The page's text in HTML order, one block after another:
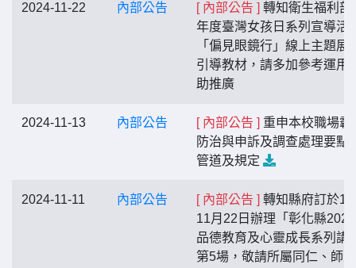
2024-11-22 內部公告 [ 內部公告 ] 轉知衛生福利部
年度臺灣女孩日系列宣導活
「偏見眼鏡行」線上主題展
引導教材，請多加參考運用
助推廣
2024-11-13 內部公告 [ 內部公告 ] 重申本校職場霸
防治與申訴及調查處理要點
管道及規定
2024-11-11 內部公告 [ 內部公告 ] 轉知縣府訂於
11月22日辦理「彰化縣
品德教育及心靈成長系列講
第5場，敬請所屬同仁、師